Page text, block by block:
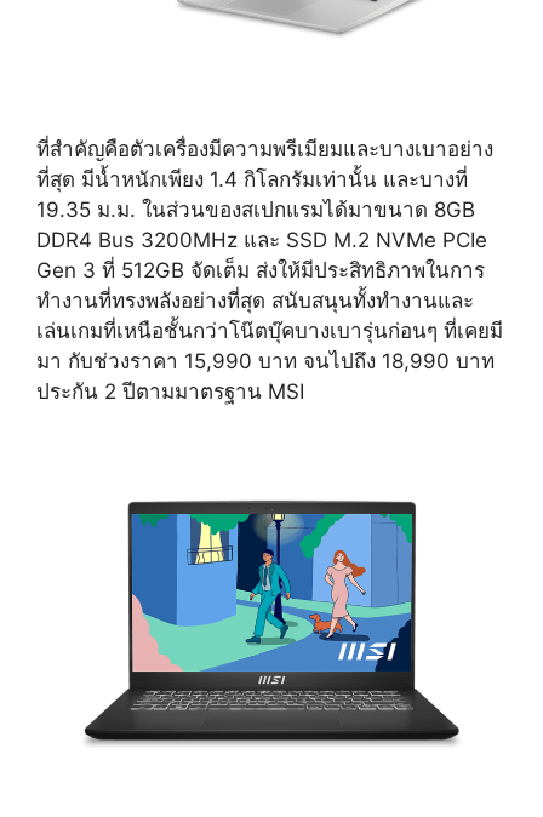
ที่สำคัญคือตัวเครื่องมีความพรีเมียมและบางเบาอย่าง
ที่สุด มีน้ำหนักเพียง 1.4 กิโลกรัมเท่านั้น และบางที่
19.35 ม.ม. ในส่วนของสเปกแรมได้มาขนาด 8GB
DDR4 Bus 3200MHz และ SSD M.2 NVMe PCIe
Gen 3 ที่ 512GB จัดเต็ม ส่งให้มีประสิทธิภาพในการ
ทำงานที่ทรงพลังอย่างที่สุด สนับสนุนทั้งทำงานและ
เล่นเกมที่เหนือชั้นกว่าโน๊ตบุ๊คบางเบารุ่นก่อนๆ ที่เคยมี
มา กับช่วงราคา 15,990 บาท จนไปถึง 18,990 บาท
ประกัน 2 ปีตามมาตรฐาน MSI